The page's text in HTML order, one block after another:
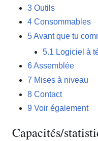
3 Outils
4 Consommables
5Avant que tu
5.1 Logiciel à
6Assemblée
7 Mises à niveau
8 Contact
9 Voir également
Capacités/